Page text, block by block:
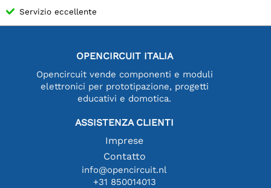
Servizio eccellente
OPENCIRCUIT ITALIA
Opencircuit vende componenti e moduli
elettronici per prototipazione, progetti
educativi e domotica.
ASSISTENZA CLIENTI
Imprese
Contatto
info@opencircuit.nl
+31 850014013